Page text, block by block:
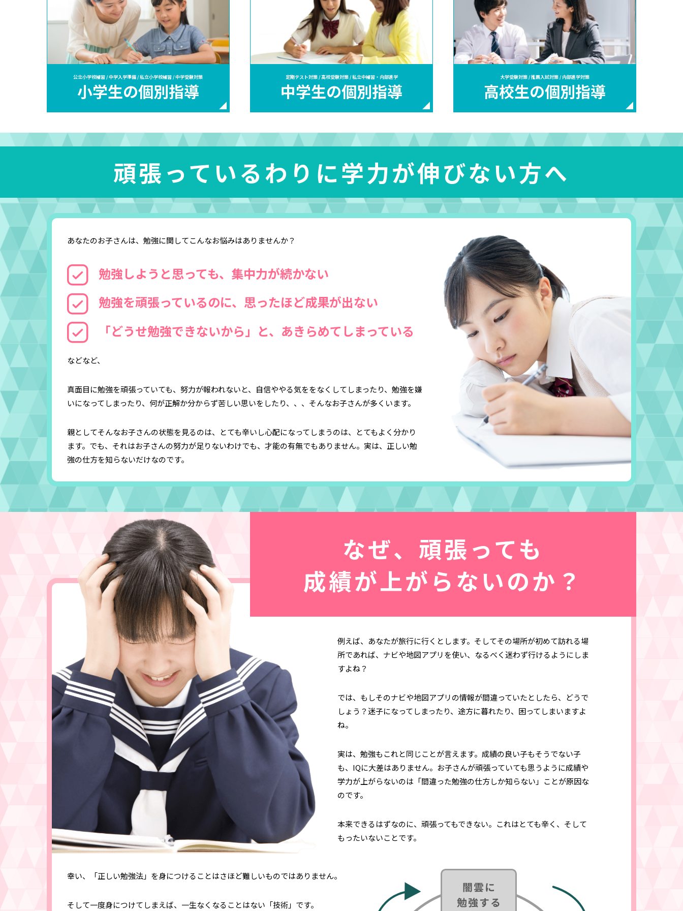
公立小学校補習 / 中学入学準備 / 私立小学校補習 / 中学受験対策
小学生の個別指導
定期テスト対策 / 高校受験対策 / 私立中補習・内部進学
中学生の個別指導
大学受験対策 / 推薦入試対策 / 内部進学対策
高校生の個別指導
頑張っているわりに学力が伸びない方へ
あなたのお子さんは、勉強に関してこんなお悩みはありませんか？
勉強しようと思っても、集中力が続かない
勉強を頑張っているのに、思ったほど成果が出ない
「どうせ勉強できないから」と、あきらめてしまっている
などなど、
真面目に勉強を頑張っていても、努力が報われないと、自信ややる気ををなくしてしまったり、勉強を嫌
いになってしまったり、何が正解か分からず苦しい思いをしたり、、、そんなお子さんが多くいます。
親としてそんなお子さんの状態を見るのは、とても辛いし心配になってしまうのは、とてもよく分かり
ます。でも、それはお子さんの努力が足りないわけでも、才能の有無でもありません。実は、正しい勉
強の仕方を知らないだけなのです。
なぜ、頑張っても
成績が上がらないのか？
例えば、あなたが旅行に行くとします。そしてその場所が初めて訪れる場
所であれば、ナビや地図アプリを使い、なるべく迷わず行けるようにしま
すよね？
では、もしそのナビや地図アプリの情報が間違っていたとしたら、どうで
しょう？迷子になってしまったり、途方に暮れたり、困ってしまいますよ
ね。
実は、勉強もこれと同じことが言えます。成績の良い子もそうでない子
も、IQに大差はありません。お子さんが頑張っていても思うように成績や
学力が上がらないのは「間違った勉強の仕方しか知らない」ことが原因な
のです。
本来できるはずなのに、頑張ってもできない。これはとても辛く、そして
もったいないことです。
幸い、「正しい勉強法」を身につけることはさほど難しいものではありません。
そして一度身につけてしまえば、一生なくなることはない「技術」です。